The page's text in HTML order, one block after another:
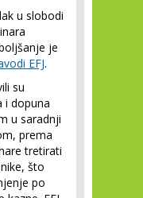
u slobodi
je
EFJ.
su
i dopuna
u saradnji
prema
tretirati
što
po